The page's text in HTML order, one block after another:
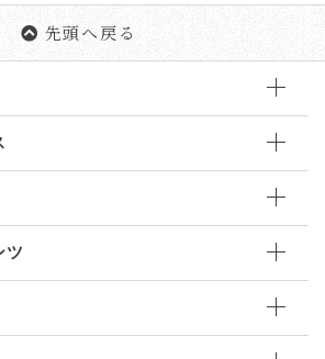
先頭へ戻る
ツ